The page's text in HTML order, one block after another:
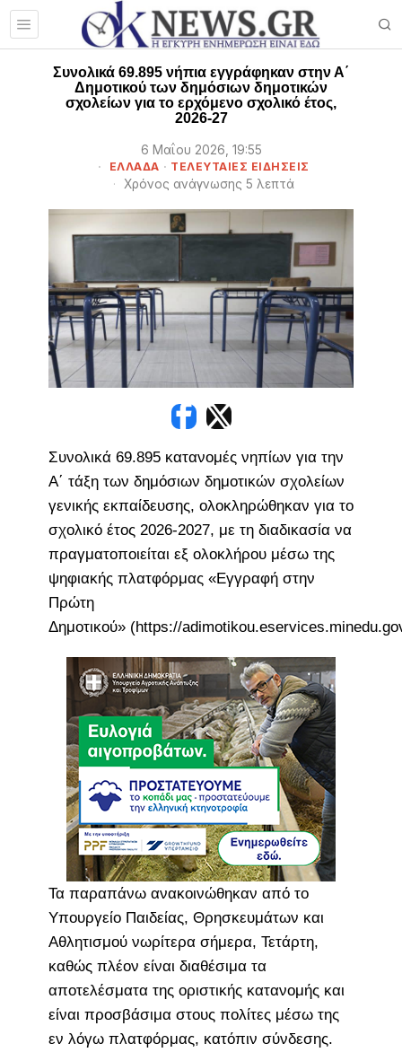
Συνολικά 69.895 νήπια εγγράφηκαν στην Α΄
Δημοτικού των δημόσιων δημοτικών
σχολείων για το ερχόμενο σχολικό έτος,
2026-27
6 Μαΐου 2026, 19:55
ΕΛΛΑΔΑ · ΤΕΛΕΥΤΑΙΕΣ ΕΙΔΗΣΕΙΣ
Χρόνος ανάγνωσης 5 λεπτά
Συνολικά 69.895 κατανομές νηπίων για την
Α΄ τάξη των δημόσιων δημοτικών σχολείων
γενικής εκπαίδευσης, ολοκληρώθηκαν για το
σχολικό έτος 2026-2027, με τη διαδικασία να
πραγματοποιείται εξ ολοκλήρου μέσω της
ψηφιακής πλατφόρμας «Εγγραφή στην
Πρώτη
Δημοτικού» (https://
Τα παραπάνω ανακοινώθηκαν από το
Υπουργείο Παιδείας, Θρησκευμάτων και
Αθλητισμού νωρίτερα σήμερα, Τετάρτη,
καθώς πλέον είναι διαθέσιμα τα
αποτελέσματα της οριστικής κατανομής και
είναι προσβάσιμα στους πολίτες μέσω της
εν λόγω πλατφόρμας, κατόπιν σύνδεσης.